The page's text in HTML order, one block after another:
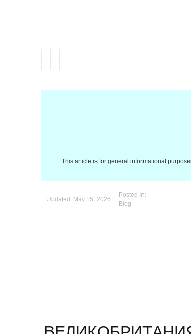
This article is for general informational
Updated: May 15, 2026
Posted In:
Blog